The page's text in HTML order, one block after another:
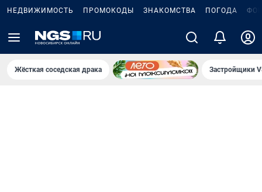
НЕДВИЖИМОСТЬ ПРОМОКОДЫ ЗНАКОМСТВА ПОГОДА
Жёсткая соседская драка Застройщики